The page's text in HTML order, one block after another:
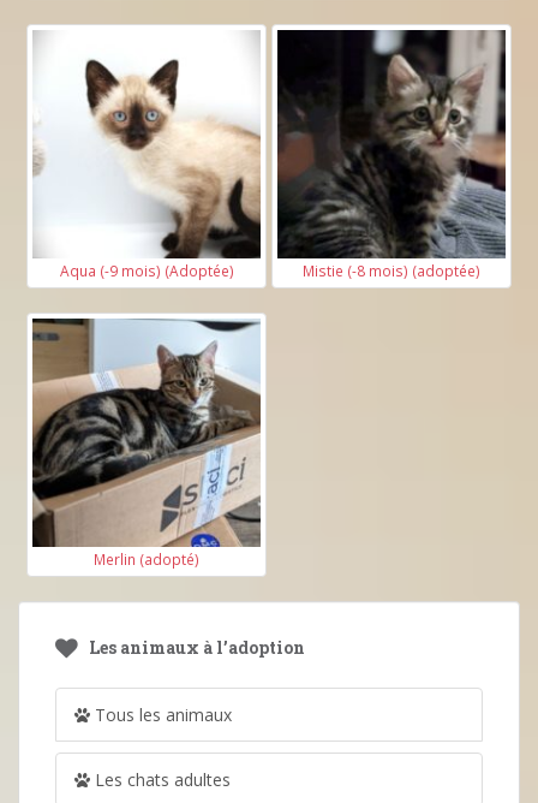
Aqua (-9 mois) (Adoptée) Mistie (-8 mois) (adoptée)
Merlin (adopté)
Les animaux à l’adoption
Tous les animaux
Les chats adultes